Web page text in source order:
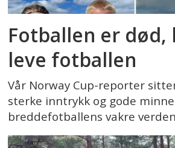
Fotballen er død,
leve fotballen
Vår Norway Cup-reporter
sterke inntrykk og gode
breddefotballens vakre